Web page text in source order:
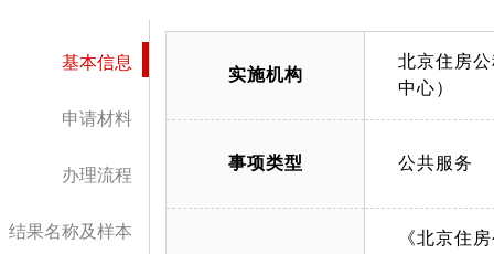
基本信息
申请材料
办理流程
结果名称及样本
实施机构
北京住房
中心）
事项类型 公共服务
《北京住